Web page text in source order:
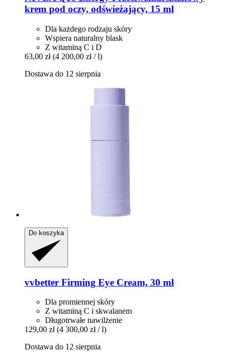
krem pod oczy, odświeżający, 15 ml
Dla każdego rodzaju skóry
Wspiera naturalny blask
Z witaminą C i D
63,00 zł (4 200,00 zł / l)
Dostawa do 12 sierpnia
Do koszyka
vvbetter Firming Eye Cream, 30 ml
Dla promiennej skóry
Z witaminą C i skwalanem
Długotrwałe nawilżenie
129,00 zł (4 300,00 zł / l)
Dostawa do 12 sierpnia